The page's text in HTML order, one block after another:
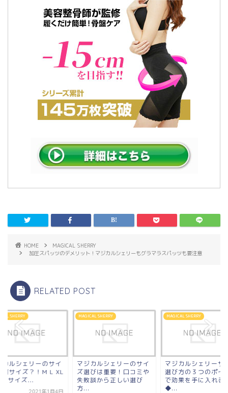
HOME
MAGICAL SHERRY
加圧スパッツのデメリット！マジカルシェリーもグラマラスパッツも要注意
RELATED POST
SHERRY
カルシェリーのサイ
何サイズ？！M L XL
サイズ...
2021年1月4日
MAGICAL SHERRY
マジカルシェリーのサイ
ズ選びは重要！口コミや
失敗談から正しい選び
方...
MAGICAL SHERRY
マジカルシェリーサ
選び方の３つのポイ
で効果を手に入れる
◆...